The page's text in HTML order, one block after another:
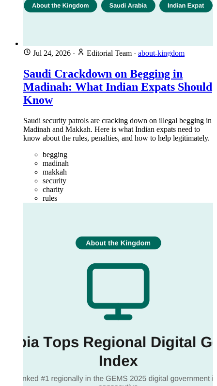
Jul 24, 2026 · Editorial Team · about-kingdom
Saudi Crackdown on Begging in
Madinah: What Indian Expats Should
Know
Saudi security patrols are cracking down on illegal begging in
Madinah and Makkah. Here is what Indian expats need to
know about the rules, penalties, and how to help legitimately.
begging
madinah
makkah
security
charity
rules